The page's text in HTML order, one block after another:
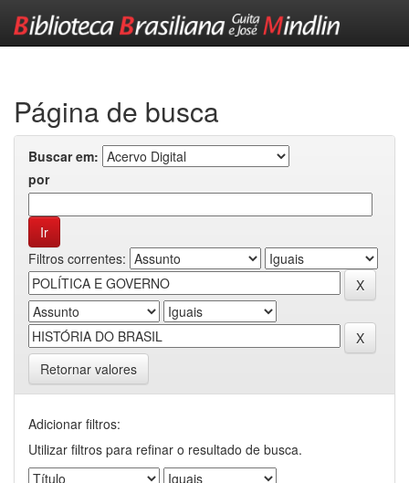
Página de busca
Buscar em:
por
Filtros correntes:
Retornar valores
Adicionar filtros:
Utilizar filtros para refinar o resultado de busca.